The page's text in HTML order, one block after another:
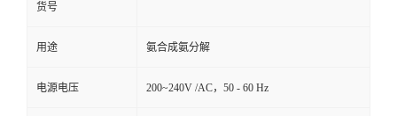
货号
用途 氨合成氨分解
电源电压 200~240V /AC，50 - 60 Hz